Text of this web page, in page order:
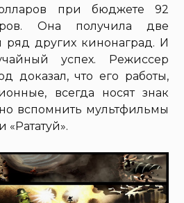
при бюджете 92
Она получила две
ряд других кинонаград. И
успех. Режиссер
доказал, что его работы,
всегда носят знак
вспомнить мультфильмы
«Рататуй».